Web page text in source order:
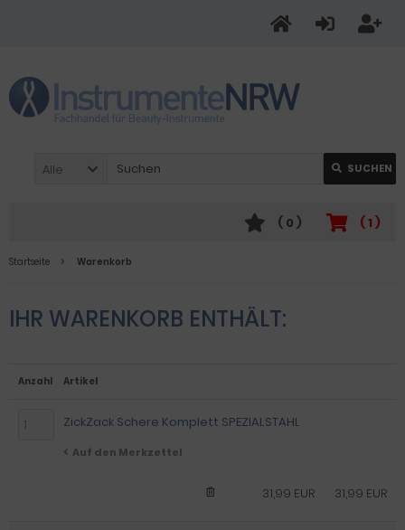
Alle SUCHEN
( 1 )
( 0 )
Startseite Warenkorb
IHR WARENKORB ENTHÄLT:
Anzahl Artikel
ZickZack Schere Komplett SPEZIALSTAHL
Auf den Merkzettel
31,99 EUR
31,99 EUR